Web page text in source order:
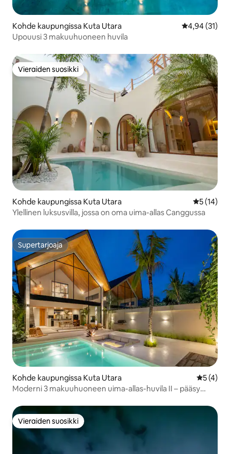
Kohde kaupungissa Kuta Utara
4,94 (31)
Upouusi 3 makuuhuoneen huvila
Vieraiden suosikki
Vieraiden suosikki
Kohde kaupungissa Kuta Utara
5 (14)
Ylellinen luksusvilla, jossa on oma uima-allas Canggussa
Supertarjoaja
Supertarjoaja
Kohde kaupungissa Kuta Utara
5 (4)
Moderni 3 makuuhuoneen uima-allas-huvila II – pääsy
Vieraiden suosikki
Vieraiden suosikki